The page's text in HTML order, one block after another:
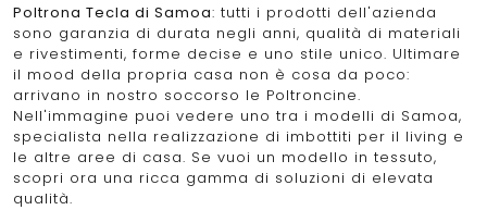
Poltrona Tecla di Samoa: tutti i prodotti dell'azienda
sono garanzia di durata negli anni, qualità di materiali
e rivestimenti, forme decise e uno stile unico. Ultimare
il mood della propria casa non è cosa da poco:
arrivano in nostro soccorso le Poltroncine.
Nell'immagine puoi vedere uno tra i modelli di Samoa,
specialista nella realizzazione di imbottiti per il living e
le altre aree di casa. Se vuoi un modello in tessuto,
scopri ora una ricca gamma di soluzioni di elevata
qualità.